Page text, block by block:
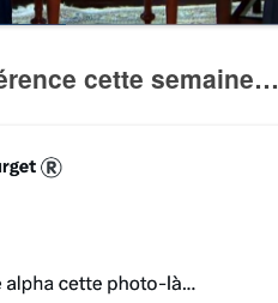
cette semaine…